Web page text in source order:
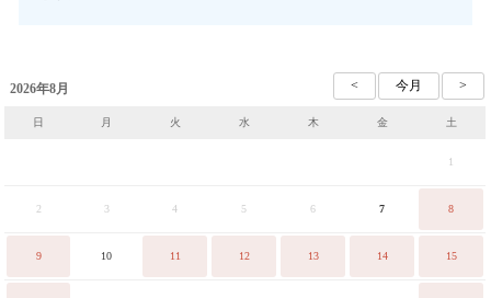
2026年8月
日 月 火 水 木 金 土
1
2 3 4 5 6 7 8
9 10 11 12 13 14 15